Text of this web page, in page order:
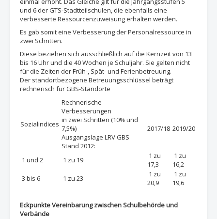
und 6 der GTS-Stadtteilschulen, die ebenfalls eine
verbesserte Ressourcenzuweisung erhalten werden.
Es gab somit eine Verbesserung der Personalressource in
zwei Schritten.
Diese beziehen sich ausschließlich auf die Kernzeit von 13
bis 16 Uhr und die 40 Wochen je Schuljahr. Sie gelten nicht
für die Zeiten der Früh-, Spät- und Ferienbetreuung.
Der standortbezogene Betreuungsschlüssel beträgt
rechnerisch für GBS-Standorte
Sozialindices
Rechnerische
Verbesserungen
in zwei Schritten (10% und
7,5%)
Ausgangslage LRV GBS
Stand 2012:
2017/18 2019/20
1 und 2 1 zu 19
1 zu
17,3
1 zu
16,2
3 bis 6
1 zu 23
1 zu
20,9
1 zu
19,6
Eckpunkte Vereinbarung zwischen Schulbehörde und
Verbände